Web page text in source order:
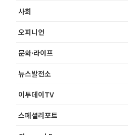
사회
오피니언
문화·라이프
뉴스발전소
이투데이TV
스페셜리포트